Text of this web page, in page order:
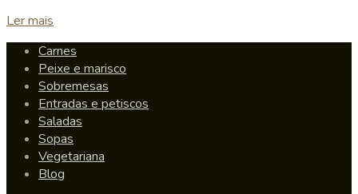
Ler mais
Carnes
Peixe e marisco
Sobremesas
Entradas e petiscos
Saladas
Sopas
Vegetariana
Blog